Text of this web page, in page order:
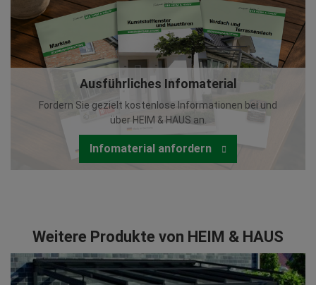
Ausführliches Infomaterial
Fordern Sie gezielt kostenlose Informationen bei und
über HEIM & HAUS an.
Infomaterial anfordern
Weitere Produkte von HEIM & HAUS